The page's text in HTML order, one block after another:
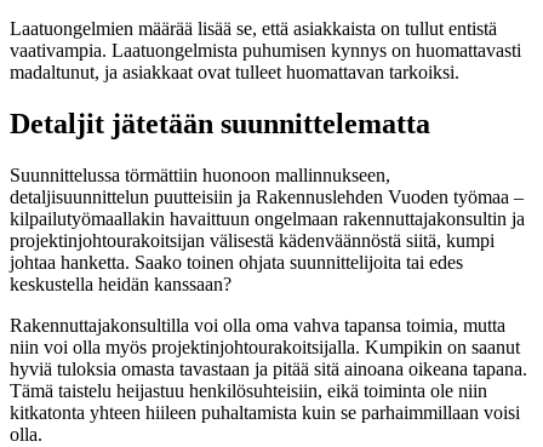
Laatuongelmien määrää lisää se, että asiakkaista on tullut entistä
vaativampia. Laatuongelmista puhumisen kynnys on huomattavasti
madaltunut, ja asiakkaat ovat tulleet huomattavan tarkoiksi.
Detaljit jätetään suunnittelematta
Suunnittelussa törmättiin huonoon mallinnukseen,
detaljisuunnittelun puutteisiin ja Rakennuslehden Vuoden työmaa –
kilpailutyömaallakin havaittuun ongelmaan rakennuttajakonsultin ja
projektinjohtourakoitsijan välisestä kädenväännöstä siitä, kumpi
johtaa hanketta. Saako toinen ohjata suunnittelijoita tai edes
keskustella heidän kanssaan?
Rakennuttajakonsultilla voi olla oma vahva tapansa toimia, mutta
niin voi olla myös projektinjohtourakoitsijalla. Kumpikin on saanut
hyviä tuloksia omasta tavastaan ja pitää sitä ainoana oikeana tapana.
Tämä taistelu heijastuu henkilösuhteisiin, eikä toiminta ole niin
kitkatonta yhteen hiileen puhaltamista kuin se parhaimmillaan voisi
olla.